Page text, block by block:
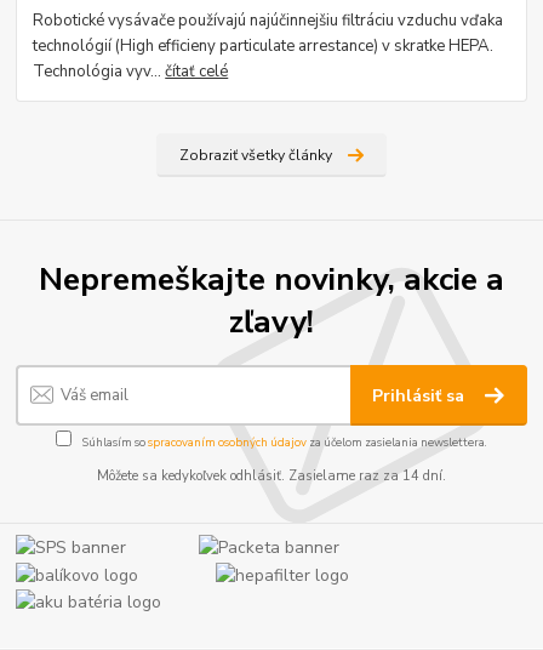
Robotické vysávače používajú najúčinnejšiu filtráciu vzduchu vďaka
technológií (High efficieny particulate arrestance) v skratke HEPA.
Technológia vyv...čítať celé
Zobraziť všetky články
Nepremeškajte novinky, akcie a
zľavy!
Prihlásiť sa
Súhlasím sospracovaním osobných údajov za účelom zasielania newslettera.
Môžete sa kedykoľvek odhlásiť. Zasielame raz za 14 dní.